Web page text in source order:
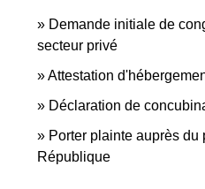
Demande initiale de
secteur privé
Attestation
Déclaration de
Porter plainte auprès du
République